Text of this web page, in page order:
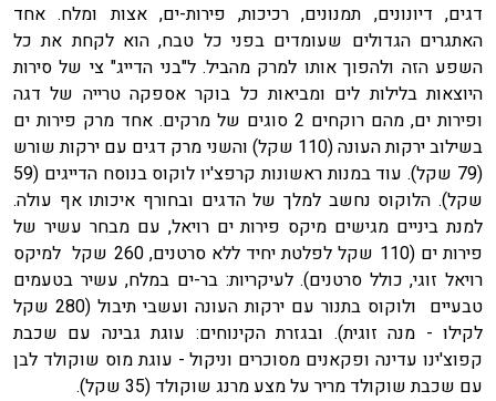
דגים, דיונונים, תמנונים, רכיכות, פירות-ים, אצות ומלח. אחד
האתגרים הגדולים שעומדים בפני כל טבח, הוא לקחת את כל
השפע הזה ולהפוך אותו למרק מהביל. ל"בני הדייג" צי של סירות
היוצאות בלילות לים ומביאות כל בוקר אספקה טרייה של דגה
ופירות ים, מהם רוקחים 2 סוגים של מרקים. אחד מרק פירות ים
בשילוב ירקות העונה (110 שקל) והשני מרק דגים עם ירקות שורש
(79 שקל). עוד במנות ראשונות קרפצ'יו לוקוס בנוסח הדייגים (59
שקל). הלוקוס נחשב למלך של הדגים ובחורף איכותו אף עולה.
למנת ביניים מגישים מיקס פירות ים רויאל, עם מבחר עשיר של
פירות ים (110 שקל לפלטת יחיד ללא סרטנים, 260 שקל למיקס
רויאל זוגי, כולל סרטנים). לעיקריות: בר-ים במלח, עשיר בטעמים
טבעיים ולוקוס בתנור עם ירקות העונה ועשבי תיבול (280 שקל
לקילו - מנה זוגית). ובגזרת הקינוחים: עוגת גבינה עם שכבת
קפוצ'ינו עדינה ופקאנים מסוכרים וניקול - עוגת מוס שוקולד לבן
עם שכבת שוקולד מריר על מצע מרנג שוקולד (35 שקל).